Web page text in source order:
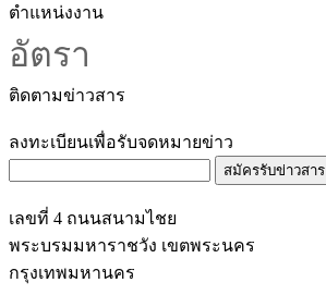
ตำแหน่งงาน
อัตรา
ติดตามข่าวสาร
ลงทะเบียนเพื่อรับจดหมายข่าว
สมัครรับข่าวสาร
เลขที่ 4 ถนนสนามไชย
พระบรมมหาราชวัง เขตพระนคร
กรุงเทพมหานคร